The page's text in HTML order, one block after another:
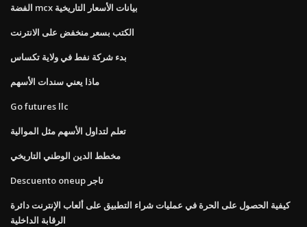
الفضة mcx بيانات الأسعار التاريخية
الكتب بسعر منخفض على الانترنت
بدء شركة نفط في ولاية تكساس
ماذا يعني سندات الأسهم
Go futures llc
تعلم لتداول الأسهم مثل الموالية
مخطط الدين الوطني التاريخي
Descuento oneup تاجر
كيفية الحصول على الحرة في عمليات شراء التطبيق على ألعاب الإنترنت دائرة
الرقابة الداخلية